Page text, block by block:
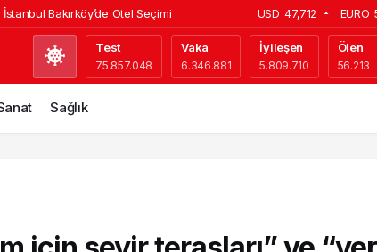
İstanbul Bakırköy’de Otel Seçimi
Yüzde 10 Zam! 2026 Güncel Tarife
Dev Yatırım! 300 Dönümlük Jeotermal
Okulu’nda Çatı Yangını: Korkutan Alevler!
USD 47,712 EURO
Test
75.857.048
Vaka
6.346.881
İyileşen
5.809.710
Ölen
56.213
Sağlık